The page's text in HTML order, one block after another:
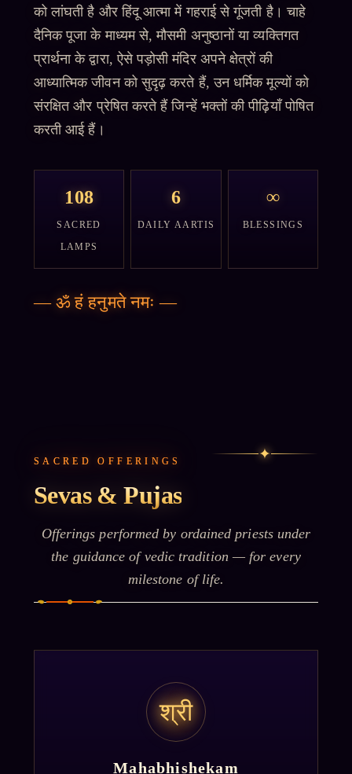
को लांघती है और हिंदू आत्मा में गहराई से गूंजती है। चाहे
दैनिक पूजा के माध्यम से, मौसमी अनुष्ठानों या व्यक्तिगत
प्रार्थना के द्वारा, ऐसे पड़ोसी मंदिर अपने क्षेत्रों की
आध्यात्मिक जीवन को सुदृढ़ करते हैं, उन धर्मिक मूल्यों को
संरक्षित और प्रेषित करते हैं जिन्हें भक्तों की पीढ़ियाँ पोषित
करती आई हैं।
108
SACRED
LAMPS
6
DAILY AARTIS
∞
BLESSINGS
—ॐ हं हनुमते नमः —
SACRED OFFERINGS ✦
Sevas & Pujas
Offerings performed by ordained priests under
the guidance of vedic tradition — for every
milestone of life.
श्री
Mahabhishekam